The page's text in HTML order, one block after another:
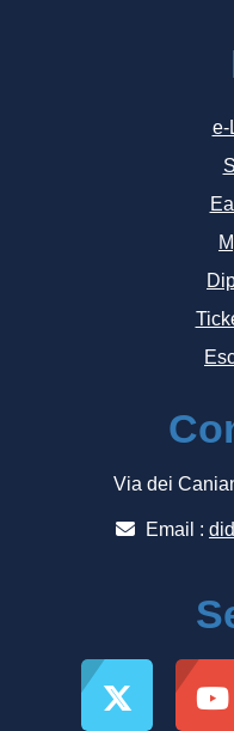
e-
Via dei
Email :